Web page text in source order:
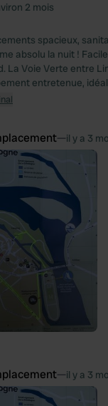
2 mois
spacieux,
absolu la nuit !
La Voie Verte entre
entretenue,
—il y a 3
—il y a 3